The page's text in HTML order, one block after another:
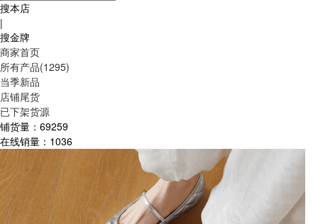
搜本店
|
搜金牌
商家首页
所有产品(1295)
当季新品
店铺尾货
已下架货源
铺货量： 69259
在线销量： 1036